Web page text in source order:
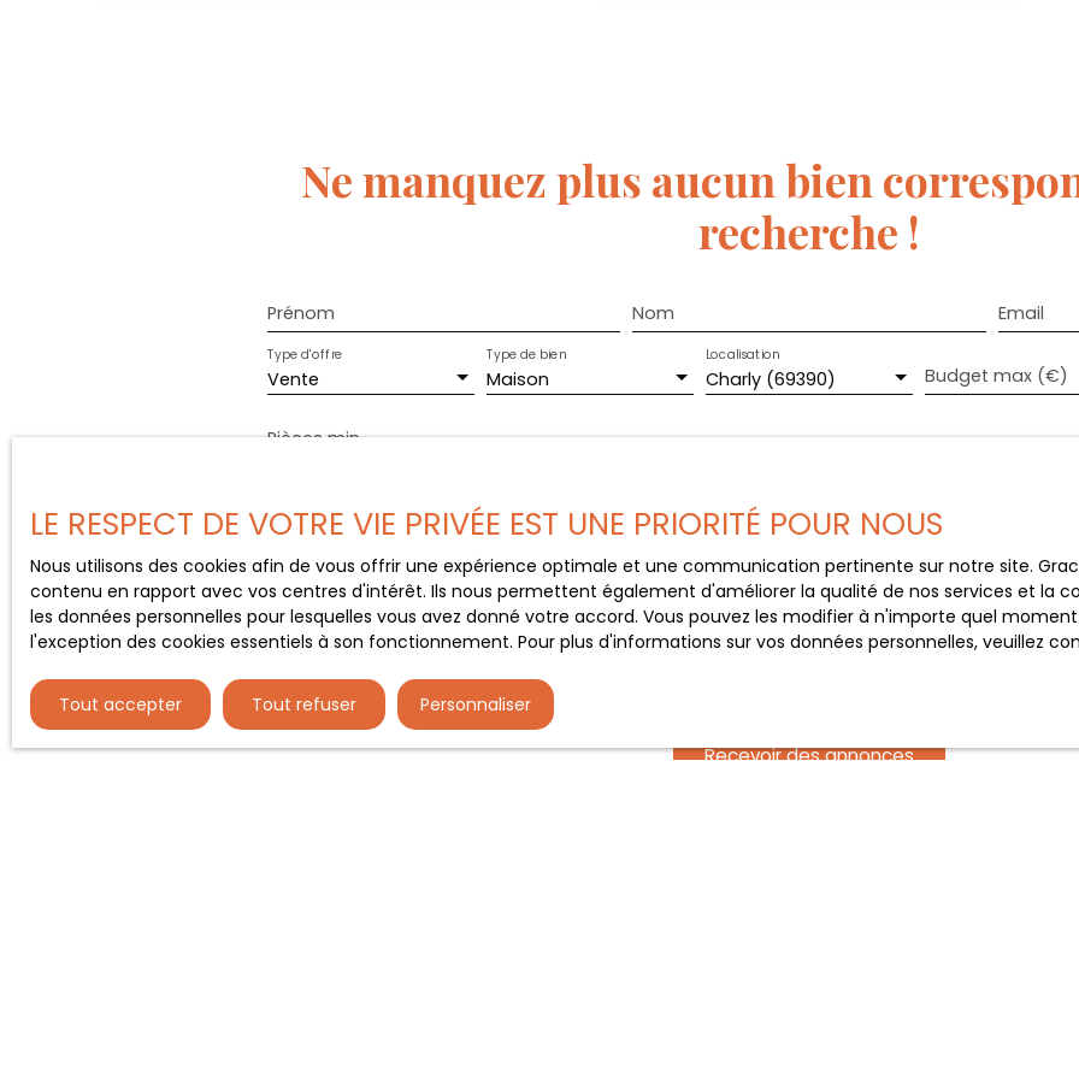
Ne manquez plus aucun bien
recherche !
Prénom Nom Email
Vente
Type d'offre
Maison
Type de bien
Charly (69390)
Localisation
Budget max (€)
Pièces min
de prospection commerciale par voie téléphonique, vous pouvez vous inscrire
www.bloctel.gouv.fr ou par courrier adressé à :
Société Worldline, Service Bloctel, CS 61311, 41013 BLOIS CEDEX.
Recevoir des annonces
LE RESPECT DE VOTRE VIE PRIVÉE EST UNE PRIORITÉ POUR NOUS
Nous utilisons des cookies afin de vous offrir une expérience optimale et une communication pertinente sur notre site.
contenu en rapport avec vos centres d'intérêt. Ils nous permettent également d'améliorer la qualité de nos services et la
les données personnelles pour lesquelles vous avez donné votre accord. Vous pouvez les modifier à n'importe quel
l'exception des cookies essentiels à son fonctionnement. Pour plus d'informations sur vos données personnelles, veuillez
Tout accepter Tout refuser Personnaliser